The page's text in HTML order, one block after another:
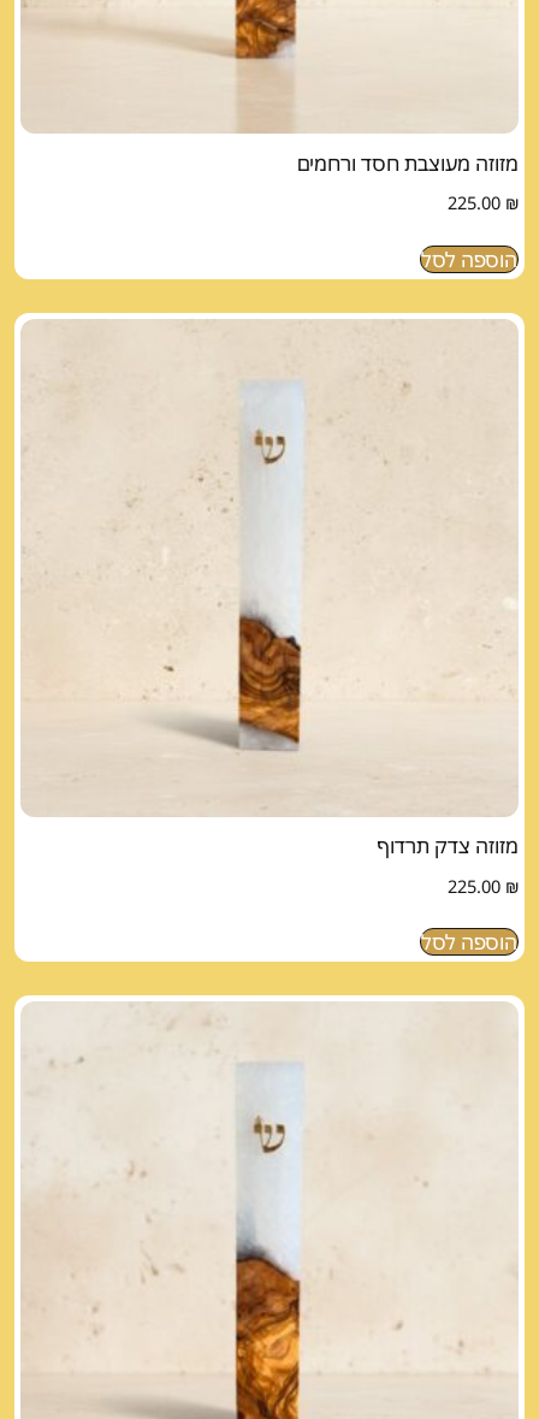
מזוזה מעוצבת חסד ורחמים
225.00 ₪
הוספה לסל
מזוזה צדק תרדוף
225.00 ₪
הוספה לסל